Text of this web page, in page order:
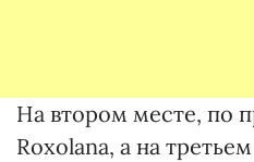
На втором месте, по
Roxolana, а на